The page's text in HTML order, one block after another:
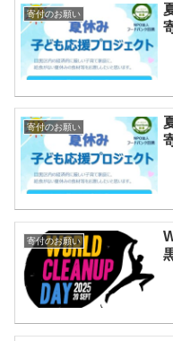
寄付のお願い
寄付のお願い
寄付のお願い